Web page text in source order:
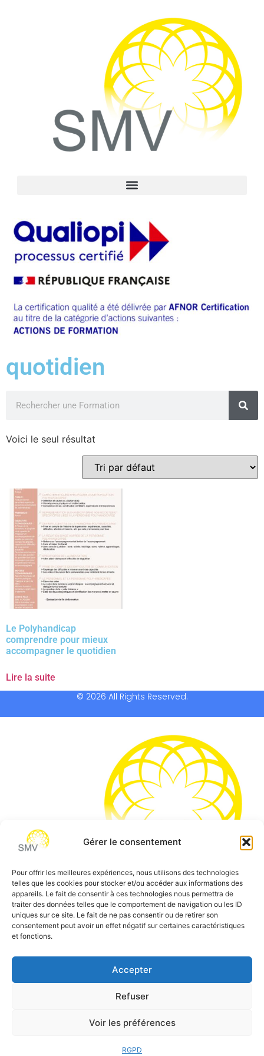
Gérer le consentement
Pour offrir les meilleures expériences, nous utilisons des technologies
telles que les cookies pour stocker et/ou accéder aux informations des
appareils. Le fait de consentir à ces technologies nous permettra de
traiter des données telles que le comportement de navigation ou les ID
uniques sur ce site. Le fait de ne pas consentir ou de retirer son
consentement peut avoir un effet négatif sur certaines caractéristiques
et fonctions.
Accepter
Refuser
Voir les préférences
RGPD
quotidien
Voici le seul résultat
Le Polyhandicap
comprendre pour mieux
accompagner le quotidien
Lire la suite
© 2026 All Rights Reserved.
SMV permet de vous aider à gagner du temps et vous
permettre de vous concentrer sur l’essentiel de votre
métier
Téléphone:0 805 69 64 75 / 02 37 34 04 04
contact@smvformation.fr
Création & Hébergement Web Cloud par